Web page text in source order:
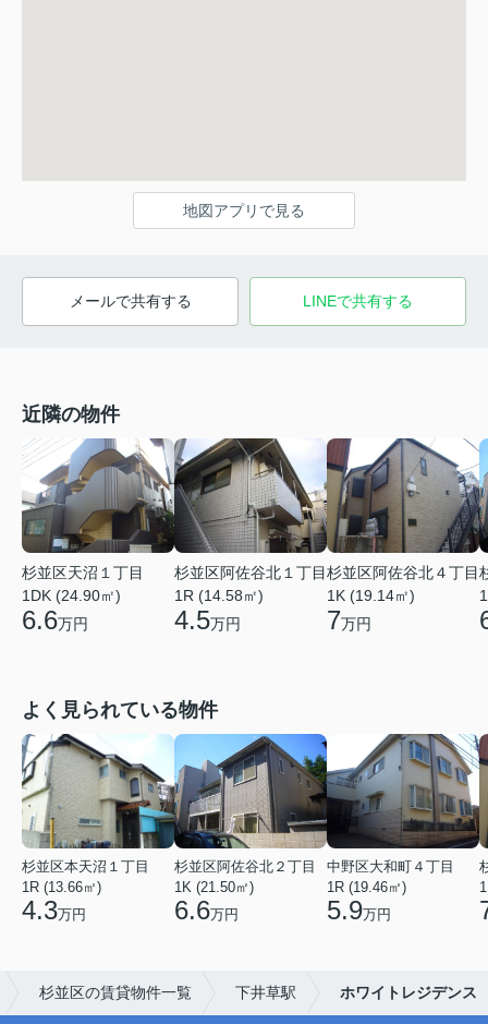
地図アプリで見る
メールで共有する LINEで共有する
近隣の物件
杉並区天沼１丁目
1DK (24.90㎡)
6.6万円
杉並区阿佐谷北１丁目
1R (14.58㎡)
4.5万円
杉並区阿佐谷北４丁目
1K (19.14㎡)
7万円
よく見られている物件
杉並区本天沼１丁目
1R (13.66㎡)
4.3万円
杉並区阿佐谷北２丁目
1K (21.50㎡)
6.6万円
中野区大和町４丁目
1R (19.46㎡)
5.9万円
杉並区の賃貸物件一覧 下井草駅 ホワイトレジデンス